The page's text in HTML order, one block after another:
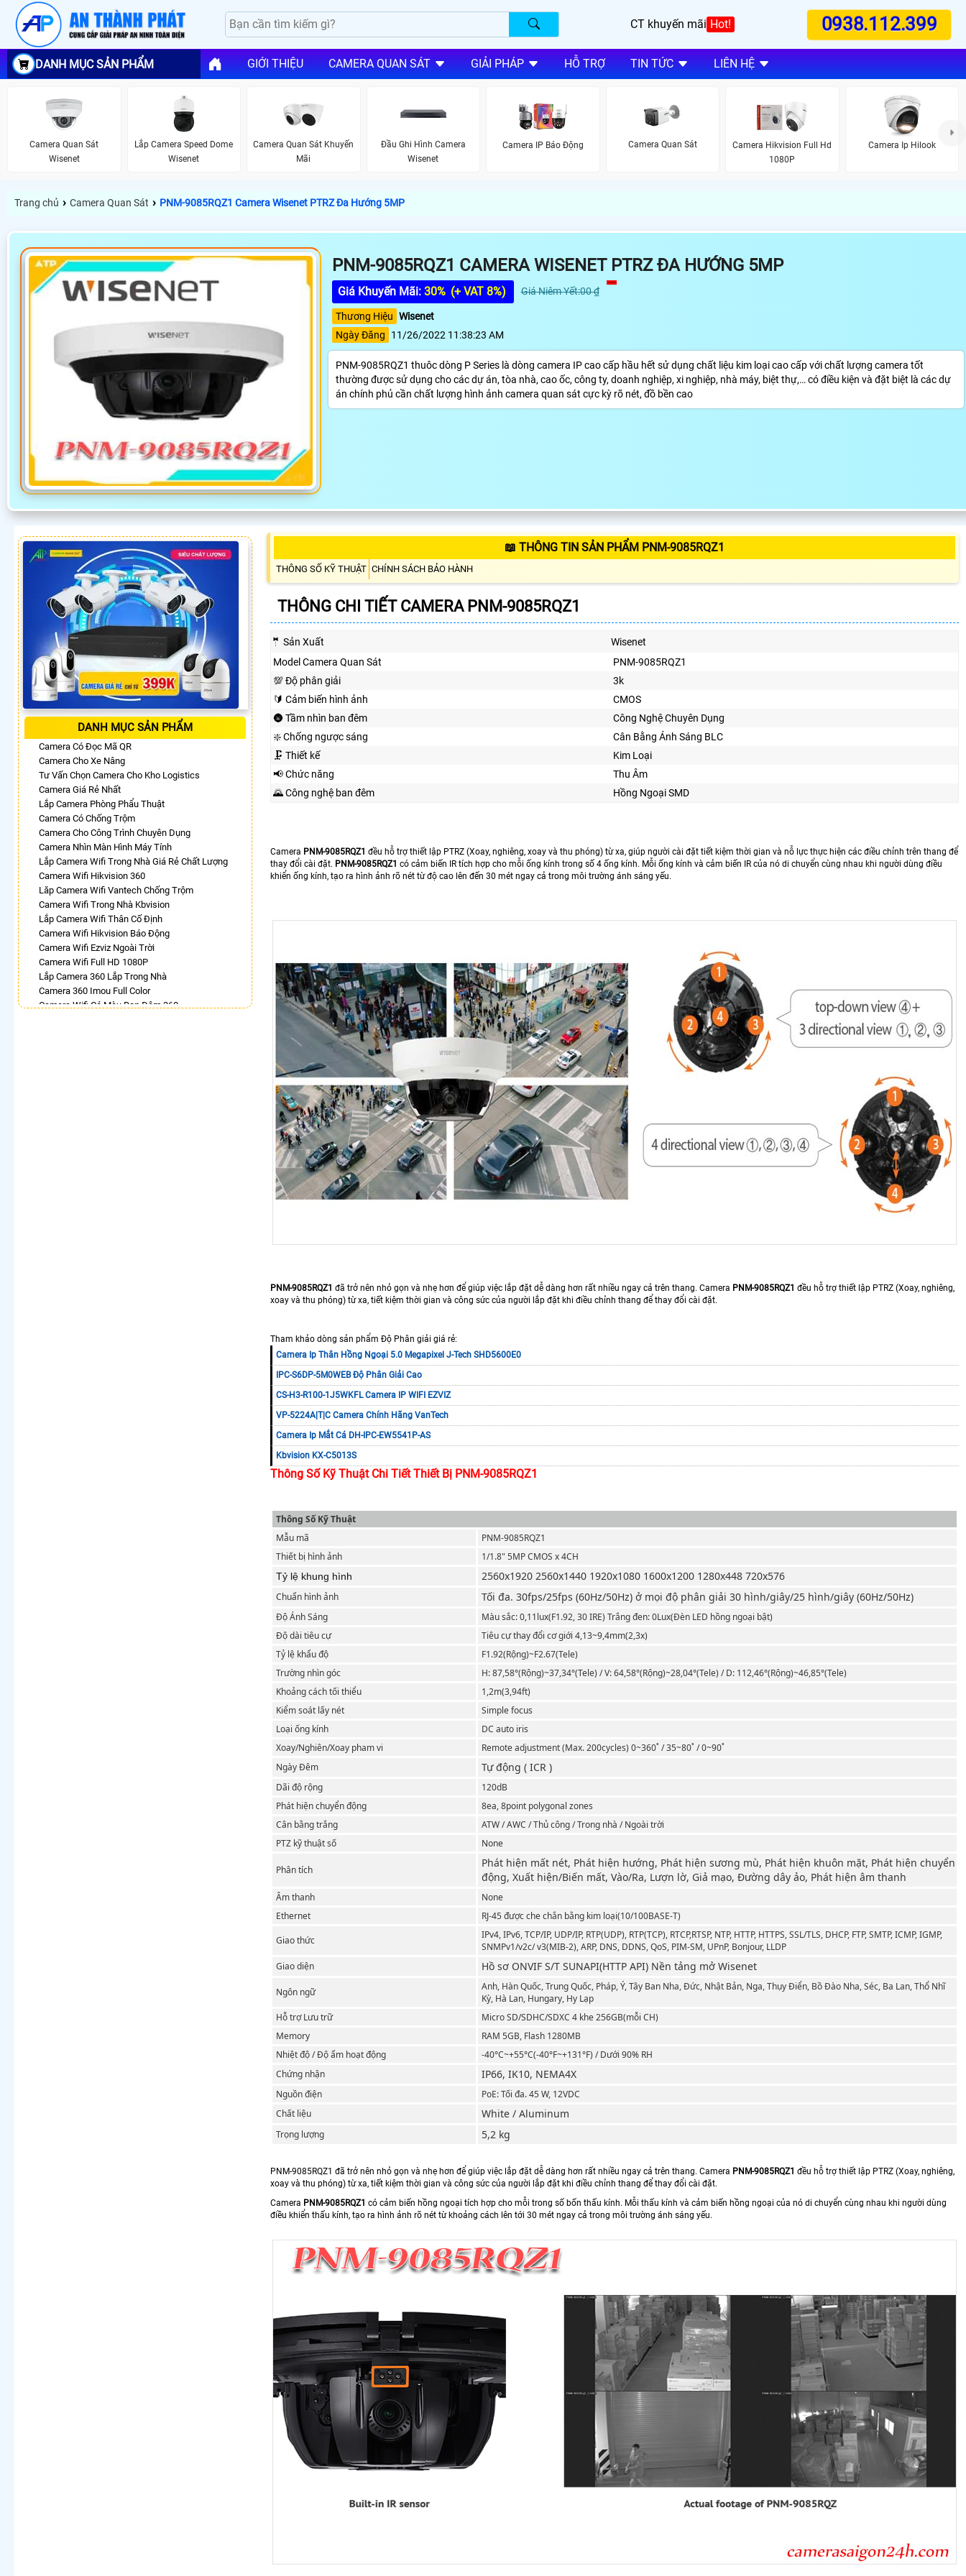
CT khuyến mãi Hot! 0938.112.399
DANH MỤC SẢN PHẨM GIỚI THIỆU CAMERA QUAN SÁT GIẢI PHÁP HỖ TRỢ TIN TỨC LIÊN HỆ
Camera Quan Sát
Wisenet
Lắp Camera Speed Dome
Wisenet
Camera Quan Sát Khuyến
Mãi
Đầu Ghi Hình Camera
Wisenet
Camera IP Báo Động Camera Quan Sát
Camera Hikvision Full Hd
1080P
Camera Ip Hilook
Trang chủ › Camera Quan Sát › PNM-9085RQZ1 Camera Wisenet PTRZ Đa Hướng 5MP
PNM-9085RQZ1 CAMERA WISENET PTRZ ĐA HƯỚNG 5MP
Giá Khuyến Mãi: 30% (+ VAT 8%) Giá Niêm Yết:00 ₫
Thương Hiệu Wisenet
Ngày Đăng
11/26/2022 11:38:23 AM
PNM-9085RQZ1 thuôc dòng P Series là dòng camera IP cao cấp hầu hết sử dụng chất liệu kim loại cao cấp với chất lượng camera tốt
thường được sử dụng cho các dự án, tòa nhà, cao ốc, công ty, doanh nghiệp, xi nghiệp, nhà máy, biệt thự,… có điều kiện và đặt biệt là các dự
án chính phủ cần chất lượng hình ảnh camera quan sát cực kỳ rõ nét, đồ bền cao
DANH MỤC SẢN PHẨM
Camera Có Đọc Mã QR
Camera Cho Xe Nâng
Tư Vấn Chọn Camera Cho Kho Logistics
Camera Giá Rẻ Nhất
Lắp Camera Phòng Phẩu Thuật
Camera Có Chống Trộm
Camera Cho Công Trình Chuyên Dụng
Camera Nhìn Màn Hình Máy Tính
Lắp Camera Wifi Trong Nhà Giá Rẻ Chất Lượng
Camera Wifi Hikvision 360
Lăp Camera Wifi Vantech Chống Trộm
Camera Wifi Trong Nhà Kbvision
Lắp Camera Wifi Thân Cố Định
Camera Wifi Hikvision Báo Động
Camera Wifi Ezviz Ngoài Trời
Camera Wifi Full HD 1080P
Lắp Camera 360 Lắp Trong Nhà
Camera 360 Imou Full Color
Camera Wifi Có Màu Ban Đêm 360
📖 THÔNG TIN SẢN PHẨM PNM-9085RQZ1
THÔNG SỐ KỸ THUẬT CHÍNH SÁCH BẢO HÀNH
THÔNG CHI TIẾT CAMERA PNM-9085RQZ1
🤵 Sản Xuất
Wisenet
Model Camera Quan Sát
PNM-9085RQZ1
💯 Độ phân giải
3k
🔰 Cảm biến hình ảnh
CMOS
🌚 Tầm nhìn ban đêm
Công Nghệ Chuyên Dụng
❇️ Chống ngược sáng
Cân Bằng Ánh Sáng BLC
🗜️ Thiết kế
Kim Loại
📢 Chức năng
Thu Âm
🌄 Công nghệ ban đêm
Hồng Ngoại SMD
Camera PNM-9085RQZ1 đều hỗ trợ thiết lập PTRZ (Xoay, nghiêng, xoay và thu phóng) từ xa, giúp người cài đặt tiết kiệm thời gian và nỗ lực thực hiện các điều chỉnh trên thang để
thay đổi cài đặt. PNM-9085RQZ1 có cảm biến IR tích hợp cho mỗi ống kính trong số 4 ống kính. Mỗi ống kính và cảm biến IR của nó di chuyển cùng nhau khi người dùng điều
khiển ống kính, tạo ra hình ảnh rõ nét từ độ cao lên đến 30 mét ngay cả trong môi trường ánh sáng yếu.
PNM-9085RQZ1 đã trở nên nhỏ gọn và nhẹ hơn để giúp việc lắp đặt dễ dàng hơn rất nhiều ngay cả trên thang. Camera PNM-9085RQZ1 đều hỗ trợ thiết lập PTRZ (Xoay, nghiêng,
xoay và thu phóng) từ xa, tiết kiệm thời gian và công sức của người lắp đặt khi điều chỉnh thang để thay đổi cài đặt.
Tham khảo dòng sản phẩm Độ Phân giải giá rẻ:
Camera Ip Thân Hồng Ngoại 5.0 Megapixel J-Tech SHD5600E0
IPC-S6DP-5M0WEB Độ Phân Giải Cao
CS-H3-R100-1J5WKFL Camera IP WIFI EZVIZ
VP-5224A|T|C Camera Chính Hãng VanTech
Camera Ip Mắt Cá DH-IPC-EW5541P-AS
Kbvision KX-C5013S
Thông Số Kỹ Thuật Chi Tiết Thiết Bị PNM-9085RQZ1
Thông Số Kỹ Thuật
Mẫu mã
PNM-9085RQZ1
Thiết bị hình ảnh
1/1.8" 5MP CMOS x 4CH
Tỷ lệ khung hình 2560x1920 2560x1440 1920x1080 1600x1200 1280x448 720x576
Chuẩn hình ảnh Tối đa. 30fps/25fps (60Hz/50Hz) ở mọi độ phân giải 30 hình/giây/25 hình/giây (60Hz/50Hz)
Độ Ánh Sáng
Màu sắc: 0,11lux(F1.92, 30 IRE) Trắng đen: 0Lux(Đèn LED hồng ngoại bật)
Độ dài tiêu cự
Tiêu cự thay đổi cơ giới 4,13~9,4mm(2,3x)
Tỷ lệ khẩu độ
F1.92(Rộng)~F2.67(Tele)
Trường nhìn góc
H: 87,58°(Rộng)~37,34°(Tele) / V: 64,58°(Rộng)~28,04°(Tele) / D: 112,46°(Rộng)~46,85°(Tele)
Khoảng cách tối thiểu
1,2m(3,94ft)
Kiểm soát lấy nét
Simple focus
Loại ống kính
DC auto iris
Xoay/Nghiên/Xoay pham vi
Remote adjustment (Max. 200cycles) 0~360˚ / 35~80˚ / 0~90˚
Ngày Đêm
Tự động ( ICR )
Dãi độ rộng
120dB
Phát hiện chuyển động
8ea, 8point polygonal zones
Cân bằng trắng
ATW / AWC / Thủ công / Trong nhà / Ngoài trời
PTZ kỹ thuật số
None
Phân tích
Phát hiện mất nét, Phát hiện hướng, Phát hiện sương mù, Phát hiện khuôn mặt, Phát hiện chuyển
động, Xuất hiện/Biến mất, Vào/Ra, Lượn lờ, Giả mạo, Đường dây ảo, Phát hiện âm thanh
Âm thanh
None
Ethernet
RJ-45 được che chắn bằng kim loại(10/100BASE-T)
Giao thức
IPv4, IPv6, TCP/IP, UDP/IP, RTP(UDP), RTP(TCP), RTCP,RTSP, NTP, HTTP, HTTPS, SSL/TLS, DHCP, FTP, SMTP, ICMP, IGMP,
SNMPv1/v2c/ v3(MIB-2), ARP, DNS, DDNS, QoS, PIM-SM, UPnP, Bonjour, LLDP
Giao diện
Hồ sơ ONVIF S/T SUNAPI(HTTP API) Nền tảng mở Wisenet
Ngôn ngữ
Anh, Hàn Quốc, Trung Quốc, Pháp, Ý, Tây Ban Nha, Đức, Nhật Bản, Nga, Thụy Điển, Bồ Đào Nha, Séc, Ba Lan, Thổ Nhĩ
Kỳ, Hà Lan, Hungary, Hy Lạp
Hỗ trợ Lưu trữ
Micro SD/SDHC/SDXC 4 khe 256GB(mỗi CH)
Memory
RAM 5GB, Flash 1280MB
Nhiệt độ / Độ ẩm hoạt động
-40°C~+55°C(-40°F~+131°F) / Dưới 90% RH
Chứng nhận
IP66, IK10, NEMA4X
Nguồn điện
PoE: Tối đa. 45 W, 12VDC
Chất liệu
White / Aluminum
Trọng lượng 5,2 kg
PNM-9085RQZ1 đã trở nên nhỏ gọn và nhẹ hơn để giúp việc lắp đặt dễ dàng hơn rất nhiều ngay cả trên thang. Camera PNM-9085RQZ1 đều hỗ trợ thiết lập PTRZ (Xoay, nghiêng,
xoay và thu phóng) từ xa, tiết kiệm thời gian và công sức của người lắp đặt khi điều chỉnh thang để thay đổi cài đặt.
Camera PNM-9085RQZ1 có cảm biến hồng ngoại tích hợp cho mỗi trong số bốn thấu kính. Mỗi thấu kính và cảm biến hồng ngoại của nó di chuyển cùng nhau khi người dùng
điều khiển thấu kính, tạo ra hình ảnh rõ nét từ khoảng cách lên tới 30 mét ngay cả trong môi trường ánh sáng yếu.